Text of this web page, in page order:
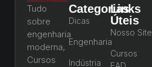
Tudo
sobre
engenharia
moderna,
Cursos
Categorias
Dicas
Engenharia
Indústria
Links
Úteis
Nosso Site
Cursos